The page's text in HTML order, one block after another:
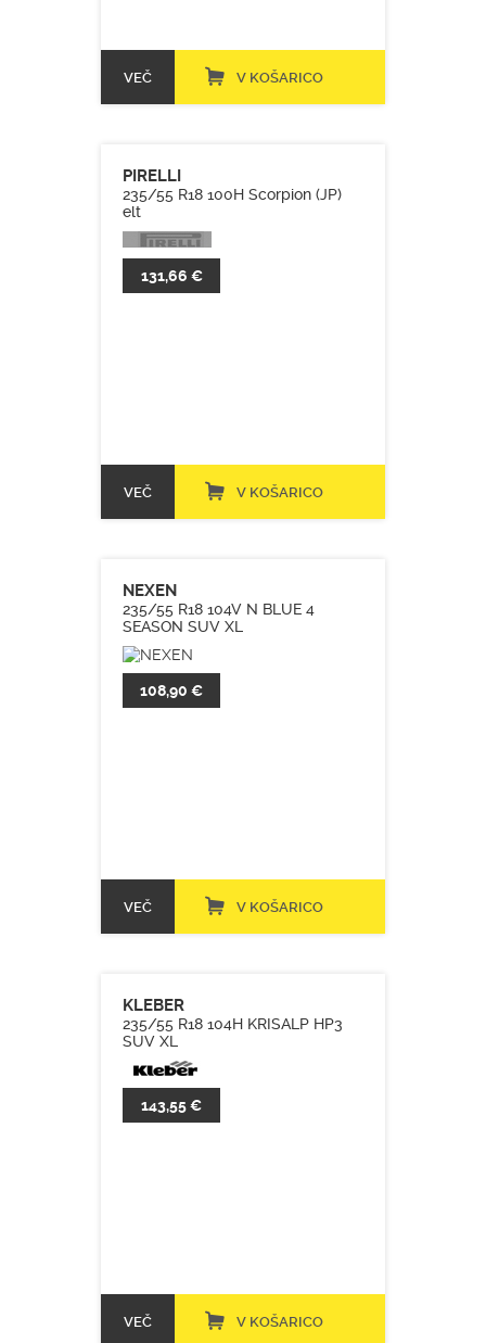
VEČ V KOŠARICO
PIRELLI
235/55 R18 100H Scorpion (JP)
elt
131,66 €
VEČ V KOŠARICO
NEXEN
235/55 R18 104V N BLUE 4
SEASON SUV XL
108,90 €
VEČ V KOŠARICO
KLEBER
235/55 R18 104H KRISALP HP3
SUV XL
143,55 €
VEČ V KOŠARICO